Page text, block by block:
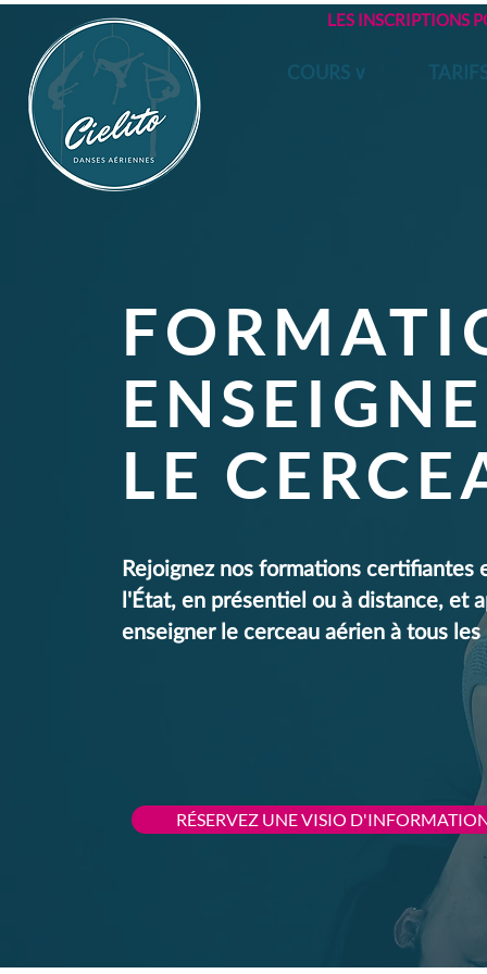
COURS ∨
LES INSCRIPTIONS
LE
Rejoignez nos formations certifiantes
l'État, en présentiel ou à distance, et
enseigner le cerceau aérien à tous les
RÉSERVEZ UNE VISIO